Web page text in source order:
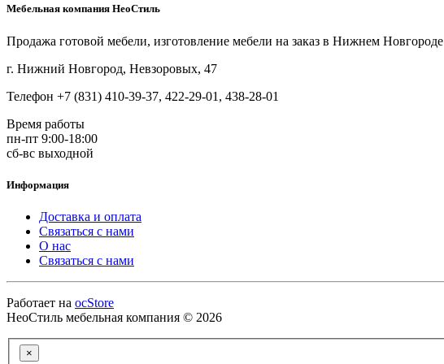
Мебельная компания НеоСтиль
Продажа готовой мебели, изготовление мебели на заказ в Нижнем Новгороде
г. Нижний Новгород, Невзоровых, 47
Телефон +7 (831) 410-39-37, 422-29-01, 438-28-01
Время работы
пн-пт 9:00-18:00
сб-вс выходной
Информация
Доставка и оплата
Связаться с нами
О нас
Связаться с нами
Работает на ocStore
НеоСтиль мебельная компания © 2026
×